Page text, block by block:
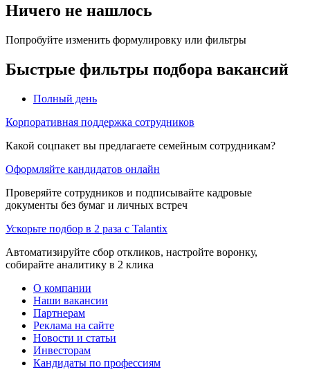
Ничего не нашлось
Попробуйте изменить формулировку или фильтры
Быстрые фильтры подбора вакансий
Полный день
Корпоративная поддержка сотрудников
Какой соцпакет вы предлагаете семейным сотрудникам?
Оформляйте кандидатов онлайн
Проверяйте сотрудников и подписывайте кадровые
документы без бумаг и личных встреч
Ускорьте подбор в 2 раза с Talantix
Автоматизируйте сбор откликов, настройте воронку,
собирайте аналитику в 2 клика
О компании
Наши вакансии
Партнерам
Реклама на сайте
Новости и статьи
Инвесторам
Кандидаты по профессиям